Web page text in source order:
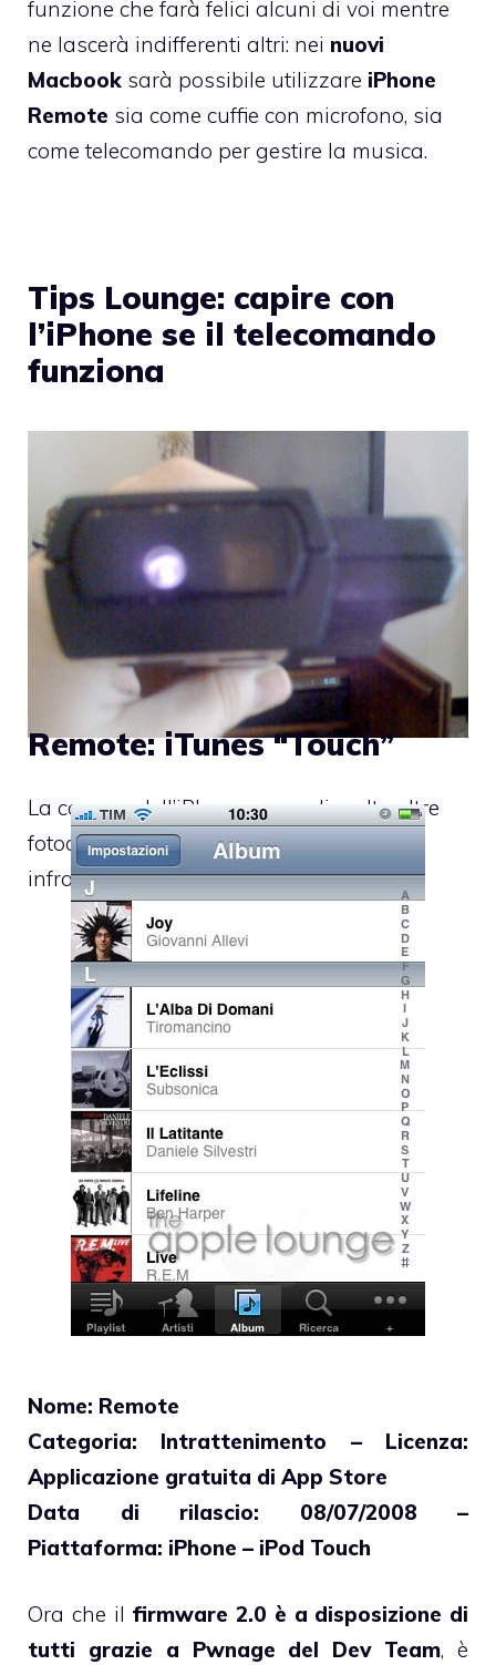
funzione che farà felici alcuni di voi mentre
ne lascerà indifferenti altri: nei nuovi
Macbook sarà possibile utilizzare iPhone
Remote sia come cuffie con microfono, sia
come telecomando per gestire la musica.
Tips Lounge: capire con
l’iPhone se il telecomando
funziona
La camera dell’iPhone, come di molte altre
fotocamere digitali, è sensibile agli
infrarossi. Il vostro
Remote: iTunes “Touch”
Nome: Remote
Categoria: Intrattenimento – Licenza:
Applicazione gratuita di App Store
Data di rilascio: 08/07/2008 –
Piattaforma: iPhone – iPod Touch
Ora che il firmware 2.0 è a disposizione di
tutti grazie a Pwnage del Dev Team, è